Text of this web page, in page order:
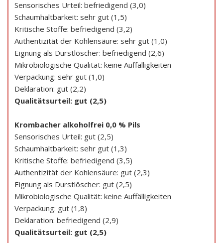
Sensorisches Urteil: befriedigend (3,0)
Schaumhaltbarkeit: sehr gut (1,5)
Kritische Stoffe: befriedigend (3,2)
Authentizität der Kohlensäure: sehr gut (1,0)
Eignung als Durstlöscher: befriedigend (2,6)
Mikrobiologische Qualität: keine Auffälligkeiten
Verpackung: sehr gut (1,0)
Deklaration: gut (2,2)
Qualitätsurteil: gut (2,5)
Krombacher alkoholfrei 0,0 % Pils
Sensorisches Urteil: gut (2,5)
Schaumhaltbarkeit: sehr gut (1,3)
Kritische Stoffe: befriedigend (3,5)
Authentizität der Kohlensäure: gut (2,3)
Eignung als Durstlöscher: gut (2,5)
Mikrobiologische Qualität: keine Auffälligkeiten
Verpackung: gut (1,8)
Deklaration: befriedigend (2,9)
Qualitätsurteil: gut (2,5)